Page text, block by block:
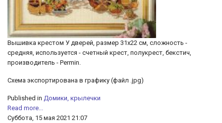
Вышивка крестом У дверей, размер 31х22 см, сложность -
средняя, используется - счетный крест, полукрест, бекстич,
производитель - Permin.
Схема экспортирована в графику (файл .jpg)
Published in Домики, крылечки
Read more...
Суббота, 15 мая 2021 21:07